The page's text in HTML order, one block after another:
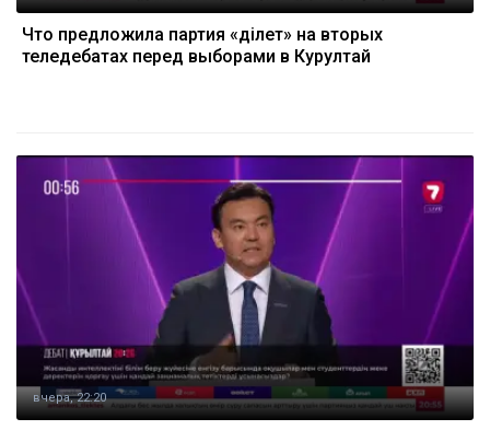
Что предложила партия «Әділет» на вторых
теледебатах перед выборами в Курултай
вчера, 22:20